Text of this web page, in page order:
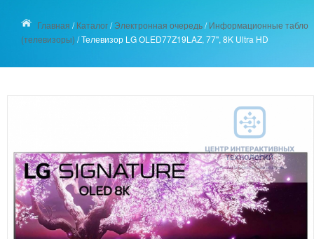
Главная /Каталог/Электронная очередь/Информационные табло
(телевизоры) /Телевизор LG OLED77Z19LAZ, 77'', 8K Ultra HD